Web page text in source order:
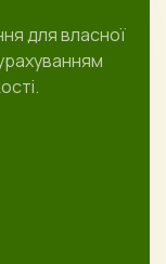
для власної